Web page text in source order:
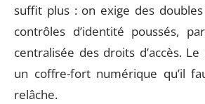
suffit plus : on exige des
contrôles d’identité poussés,
centralisée des droits d’accès.
un coffre-fort numérique qu’il
relâche.